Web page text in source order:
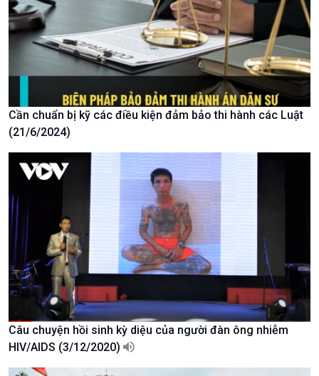
Văn hoá & Du lịch
Tin Văn hoá & Du lịch
Chát với người nổi tiếng
Câu chuyện Thể thao
Multimedia
Ảnh
Video
Infographic
E-Magazine
Cần chuẩn bị kỹ các điều kiện đảm bảo thi hành các Luật
(21/6/2024)
Câu chuyện hồi sinh kỳ diệu của người đàn ông nhiễm
HIV/AIDS (3/12/2020)